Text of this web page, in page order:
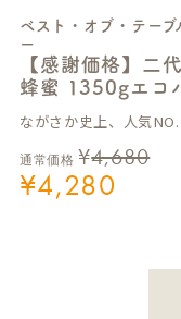
ベスト・オブ・テーブ
ー
【感謝価格】二
蜂蜜 1350gエコ
ながさか史上、人気
通常価格 ¥4,680
¥4,280